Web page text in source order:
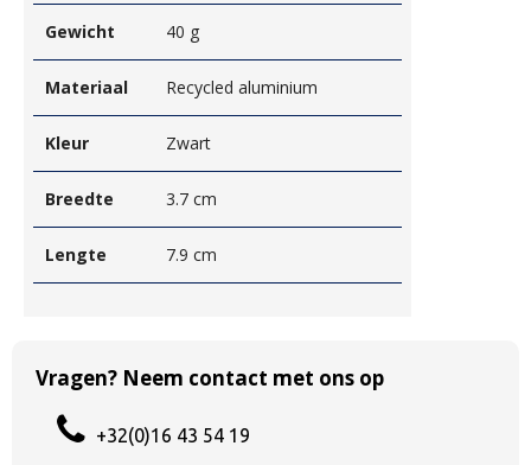
Gewicht 40 g
Materiaal Recycled aluminium
Kleur Zwart
Breedte 3.7 cm
Lengte 7.9 cm
Vragen? Neem contact met ons op
+32(0)16 43 54 19